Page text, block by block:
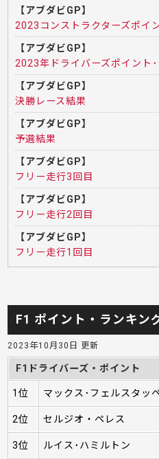
【アブダビGP】
2023コンストラクターズポイ
【アブダビGP】
2023年ドライバーズポイント
【アブダビGP】
決勝レース結果
【アブダビGP】
予選結果
【アブダビGP】
フリー走行3回目
【アブダビGP】
フリー走行2回目
【アブダビGP】
フリー走行1回目
F1 ポイント・ランキン
2023年10月30日 更新
F1ドライバーズ・ポイント
1位 マックス･フェルスタッ
2位 セルジオ・ペレス
3位 ルイス･ハミルトン